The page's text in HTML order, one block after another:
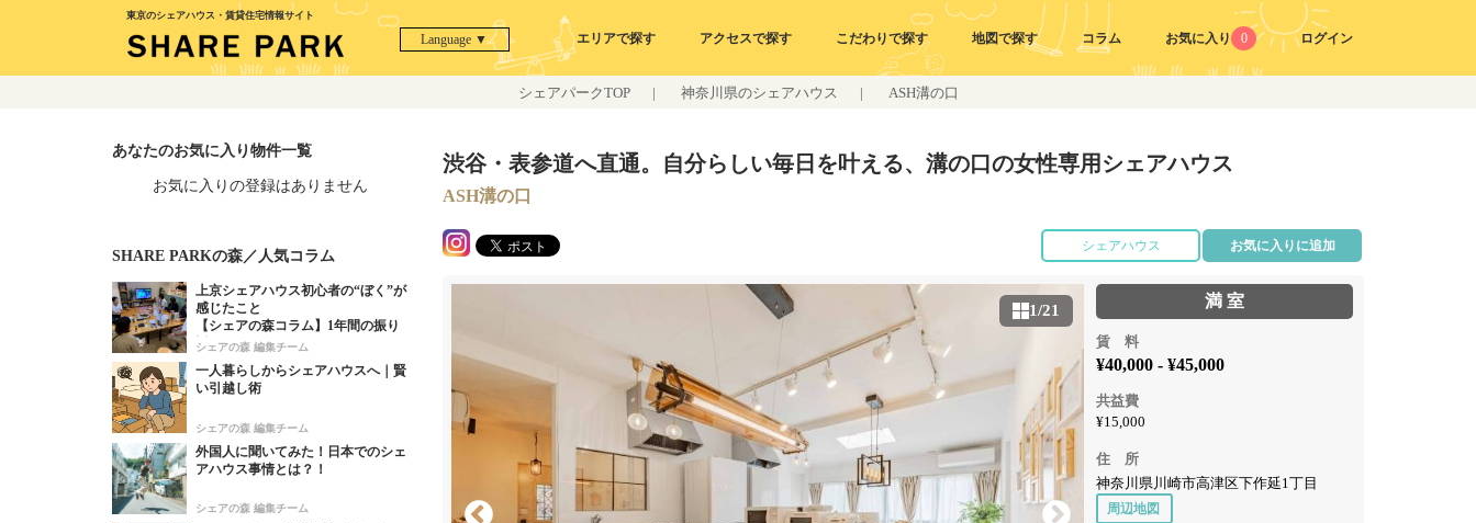
東京のシェアハウス・賃貸住宅情報サイト
Language ▼ エリアで探す アクセスで探す こだわりで探す 地図で探す コラム お気に入り 0 ログイン
シェアパークTOP | 神奈川県のシェアハウス | ASH溝の口
渋谷・表参道へ直通。自分らしい毎日を叶える、溝の口の女性専用シェアハウス
ASH溝の口
お気に入りに追加
シェアハウス
1/21 満 室
賃 料
¥40,000 - ¥45,000
共益費
¥15,000
住 所
神奈川県川崎市高津区下作延1丁目
周辺地図
あなたのお気に入り物件一覧
お気に入りの登録はありません
SHARE PARKの森／人気コラム
上京シェアハウス初心者の“ぼく”が
感じたこと
【シェアの森コラム】1年間の振り
返り！
シェアの森 編集チーム
一人暮らしからシェアハウスへ｜賢
い引越し術
シェアの森 編集チーム
外国人に聞いてみた！日本でのシェ
アハウス事情とは？！
シェアの森 編集チーム